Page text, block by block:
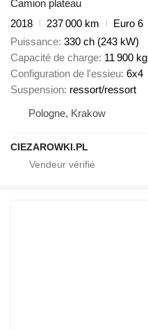
Camion plateau
2018
237 000 km
Euro 6
Puissance 330 ch (243 kW)
Capacité de charge 11 900 kg
Configuration de l'essieu 6x4
Suspension ressort/ressort
Pologne, Krakow
CIEZAROWKI.PL